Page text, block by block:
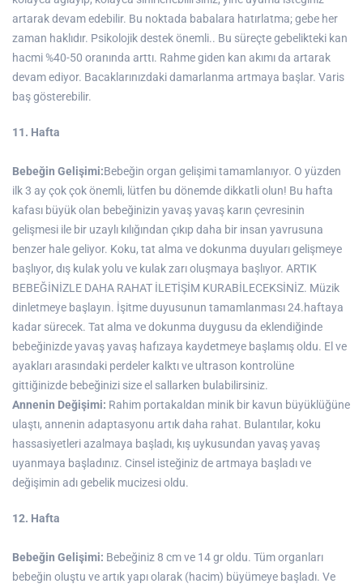
artarak devam edebilir. Bu noktada babalara hatırlatma; gebe her
zaman haklıdır. Psikolojik destek önemli.. Bu süreçte gebelikteki kan
hacmi %40-50 oranında arttı. Rahme giden kan akımı da artarak
devam ediyor. Bacaklarınızdaki damarlanma artmaya başlar. Varis
baş gösterebilir.
11. Hafta
Bebeğin Gelişimi:Bebeğin organ gelişimi tamamlanıyor. O yüzden
ilk 3 ay çok çok önemli, lütfen bu dönemde dikkatli olun! Bu hafta
kafası büyük olan bebeğinizin yavaş yavaş karın çevresinin
gelişmesi ile bir uzaylı kılığından çıkıp daha bir insan yavrusuna
benzer hale geliyor. Koku, tat alma ve dokunma duyuları gelişmeye
başlıyor, dış kulak yolu ve kulak zarı oluşmaya başlıyor. ARTIK
BEBEĞİNİZLE DAHA RAHAT İLETİŞİM KURABİLECEKSİNİZ. Müzik
dinletmeye başlayın. İşitme duyusunun tamamlanması 24.haftaya
kadar sürecek. Tat alma ve dokunma duygusu da eklendiğinde
bebeğinizde yavaş yavaş hafızaya kaydetmeye başlamış oldu. El ve
ayakları arasındaki perdeler kalktı ve ultrason kontrolüne
gittiğinizde bebeğinizi size el sallarken bulabilirsiniz.
Annenin Değişimi: Rahim portakaldan minik bir kavun büyüklüğüne
ulaştı, annenin adaptasyonu artık daha rahat. Bulantılar, koku
hassasiyetleri azalmaya başladı, kış uykusundan yavaş yavaş
uyanmaya başladınız. Cinsel isteğiniz de artmaya başladı ve
değişimin adı gebelik mucizesi oldu.
12. Hafta
Bebeğin Gelişimi: Bebeğiniz 8 cm ve 14 gr oldu. Tüm organları
bebeğin oluştu ve artık yapı olarak (hacim) büyümeye başladı. Ve